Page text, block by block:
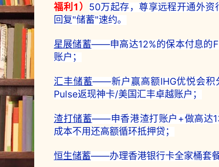
福利1）
50万起存，尊享远程开通外
回复"储蓄"速约。
星展储蓄——申高达12%的保本付息的
账户；
汇丰储蓄——新户赢高额IHG优悦会积
Pulse返现神卡/美国汇丰卓越账户；
渣打储蓄——申香港渣打账户+做高达
成本不用还高额循环抵押贷；
恒生储蓄——办理香港银行卡全家桶套